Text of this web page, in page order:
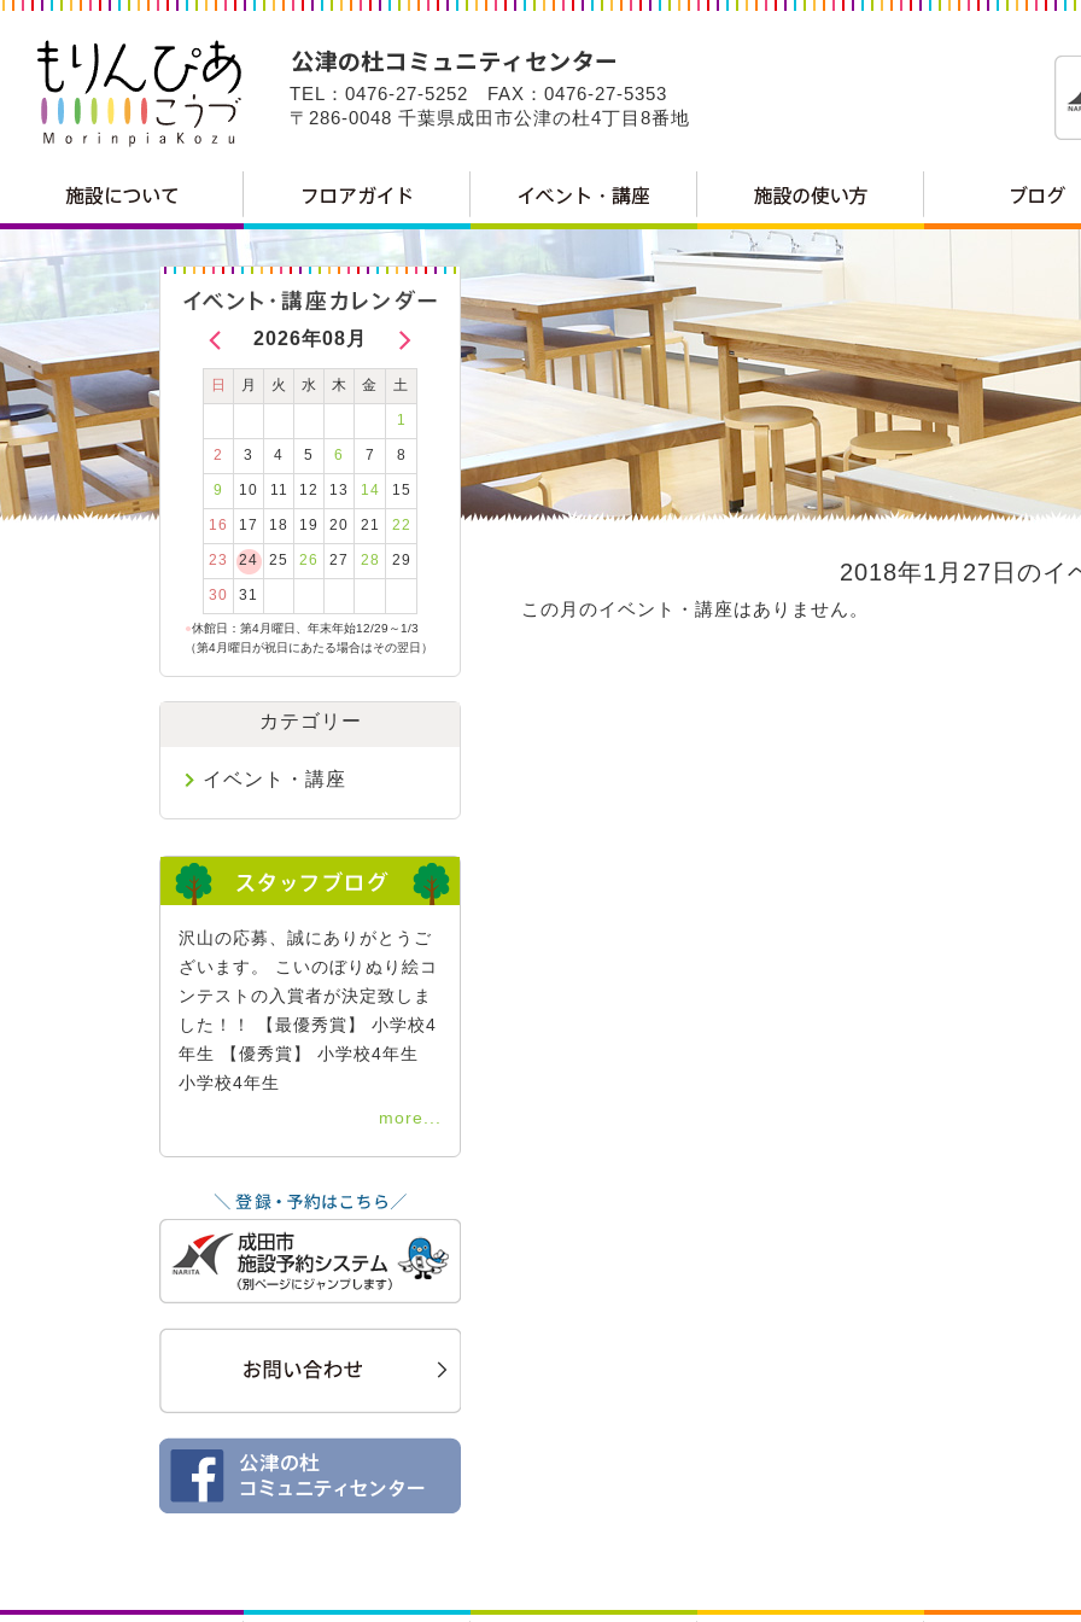
TEL：0476-27-5252 FAX：0476-27-5353
〒286-0048 千葉県成田市公津の杜4丁目8番地
2018年1月27日のイ
この月のイベント・講座はありません。
2026年08月
日 月 火 水 木 金 土
1
2 3 4 5 6 7 8
9 10 11 12 13 14 15
16 17 18 19 20 21 22
23 24 25 26 27 28 29
30 31
●休館日：第4月曜日、年末年始12/29～1/3
（第4月曜日が祝日にあたる場合はその翌日）
カテゴリー
イベント・講座
沢山の応募、誠にありがとうご
ざいます。 こいのぼりぬり絵コ
ンテストの入賞者が決定致しま
した！！ 【最優秀賞】 小学校4
年生 【優秀賞】 小学校4年生
小学校4年生
more...